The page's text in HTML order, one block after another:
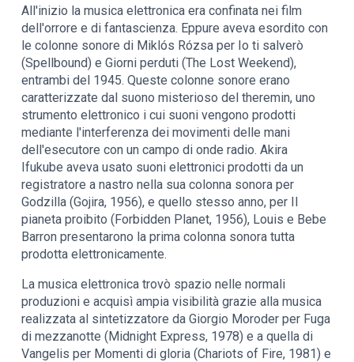
All'inizio la musica elettronica era confinata nei film
dell'orrore e di fantascienza. Eppure aveva esordito con
le colonne sonore di Miklós Rózsa per Io ti salverò
(Spellbound) e Giorni perduti (The Lost Weekend),
entrambi del 1945. Queste colonne sonore erano
caratterizzate dal suono misterioso del theremin, uno
strumento elettronico i cui suoni vengono prodotti
mediante l'interferenza dei movimenti delle mani
dell'esecutore con un campo di onde radio. Akira
Ifukube aveva usato suoni elettronici prodotti da un
registratore a nastro nella sua colonna sonora per
Godzilla (Gojira, 1956), e quello stesso anno, per Il
pianeta proibito (Forbidden Planet, 1956), Louis e Bebe
Barron presentarono la prima colonna sonora tutta
prodotta elettronicamente.
La musica elettronica trovò spazio nelle normali
produzioni e acquisì ampia visibilità grazie alla musica
realizzata al sintetizzatore da Giorgio Moroder per Fuga
di mezzanotte (Midnight Express, 1978) e a quella di
Vangelis per Momenti di gloria (Chariots of Fire, 1981) e